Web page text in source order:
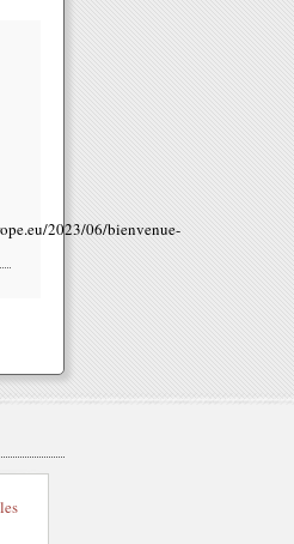
2023/06/bienvenue-